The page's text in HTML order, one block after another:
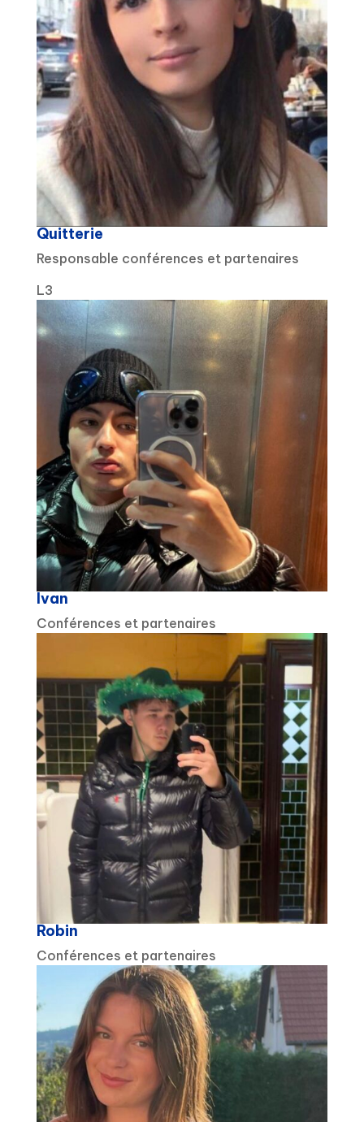
Quitterie
Responsable conférences et partenaires
L3
Ivan
Conférences et partenaires
Robin
Conférences et partenaires